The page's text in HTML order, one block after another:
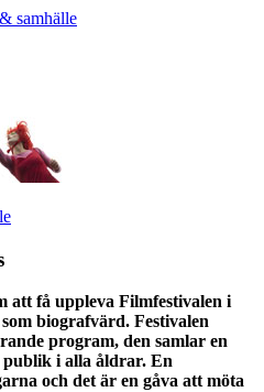
att få uppleva Filmfestivalen i
biografvärd. Festivalen
program, den samlar en
publik i alla åldrar. En
och det är en gåva att möta